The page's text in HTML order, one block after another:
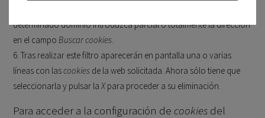
determinado dominio introduzca parcial o totalmente la dirección
en el campoBuscar cookies.
Tras realizar este filtro aparecerán en pantalla una o varias
líneas con lascookies de la web solicitada. Ahora sólo tiene que
seleccionarla y pulsar laXpara proceder a su eliminación.
Para acceder a la configuración de cookies del